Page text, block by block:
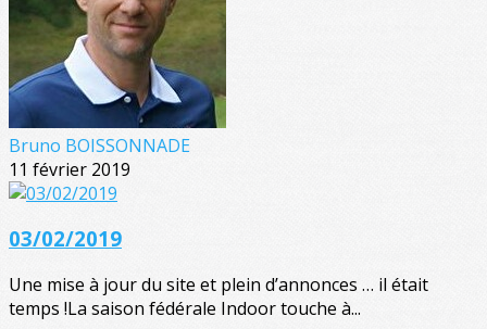
Bruno BOISSONNADE
11 février 2019
03/02/2019
Une mise à jour du site et plein d’annonces … il était
temps !La saison fédérale Indoor touche à...